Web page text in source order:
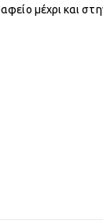
μέχρι και